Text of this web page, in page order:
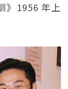
》1956 年上